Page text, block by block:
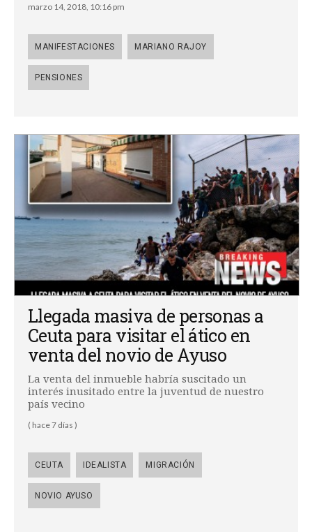
marzo 14, 2018, 10:16 pm
MANIFESTACIONES MARIANO RAJOY
PENSIONES
Llegada masiva de personas a
Ceuta para visitar el ático en
venta del novio de Ayuso
La venta del inmueble habría suscitado un
interés inusitado entre la juventud de nuestro
país vecino
( hace 7 días )
CEUTA IDEALISTA MIGRACIÓN
NOVIO AYUSO